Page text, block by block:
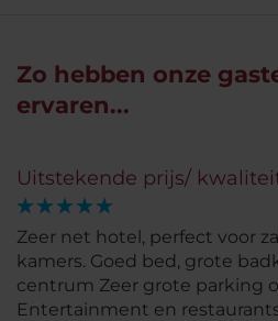
Zo hebben onze
ervaren...
Uitstekende prijs/
Zeer net hotel, perfect voor
kamers. Goed bed, grote badkamer.
centrum Zeer grote parking onder mediapark.
Entertainment en